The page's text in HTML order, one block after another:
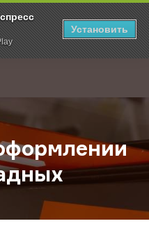
Установить
Изменения в оформлении